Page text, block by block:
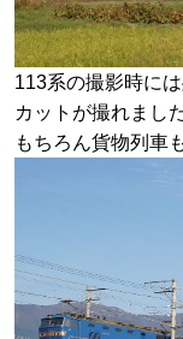
113系の撮影時に
カットが撮れました
もちろん貨物列車